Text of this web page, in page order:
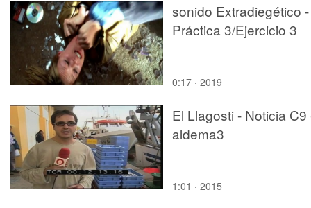
sonido Extradiegético -
Práctica 3/Ejercicio 3
0:17 · 2019
El Llagosti - Noticia C9
aldema3
1:01 · 2015